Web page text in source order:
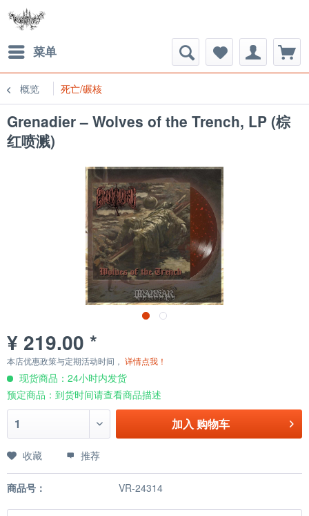
菜单
概览 死亡/碾核
Grenadier – Wolves of the Trench, LP (棕
红喷溅)
¥ 219.00 *
本店优惠政策与定期活动时间， 详情点我！
现货商品：24小时内发货
预定商品：到货时间请查看商品描述
加入 购物车
收藏 推荐
商品号： VR-24314